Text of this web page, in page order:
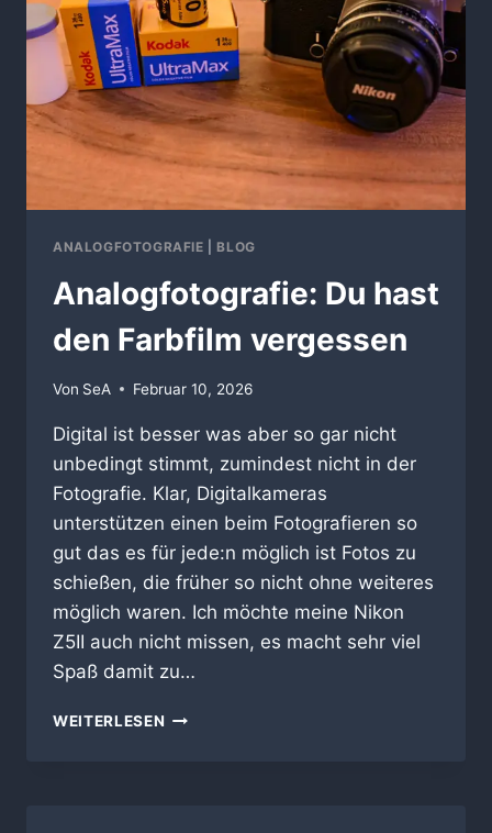
ANALOGFOTOGRAFIE |BLOG
Analogfotografie: Du hast
den Farbfilm vergessen
Von SeA Februar 10, 2026
Digital ist besser was aber so gar nicht
unbedingt stimmt, zumindest nicht in der
Fotografie. Klar, Digitalkameras
unterstützen einen beim Fotografieren so
gut das es für jede:n möglich ist Fotos zu
schießen, die früher so nicht ohne weiteres
möglich waren. Ich möchte meine Nikon
Z5II auch nicht missen, es macht sehr viel
Spaß damit zu…
WEITERLESEN ANALOGFOTOGRAFIE: